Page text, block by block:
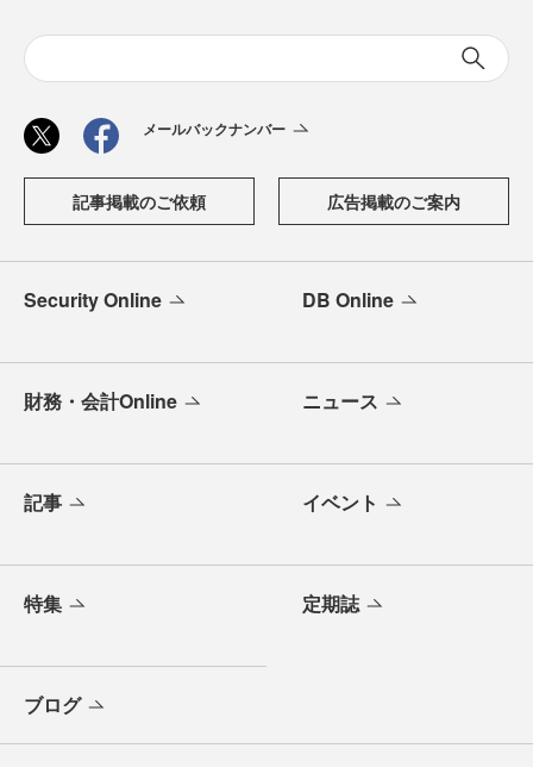
メールバックナンバー
記事掲載のご依頼 広告掲載のご案内
Security Online DB Online
財務・会計Online ニュース
記事 イベント
特集 定期誌
ブログ